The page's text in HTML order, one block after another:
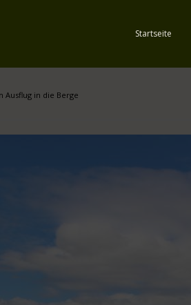
Startseite
Ausflug in die Berge